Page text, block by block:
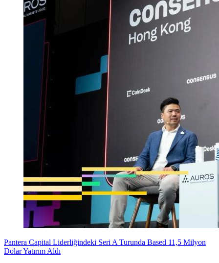
Pantera Capital Liderliğindeki Seri A Turunda Based 11,5 Milyon
Dolar Yatırım Aldı